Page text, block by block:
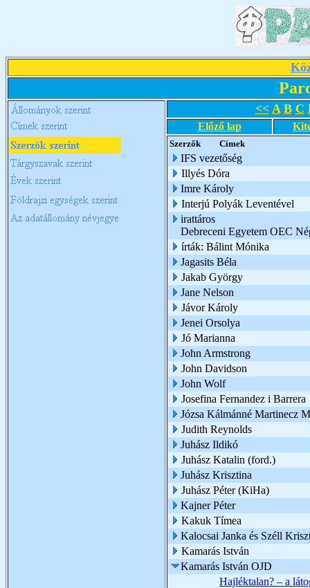
<< A B C
Előző lap
Szerzők Címek
IFS vezetőség
Illyés Dóra
Imre Károly
Interjú Polyák Leventével
irattáros
Debreceni Egyetem OEC
írták: Bálint Mónika
Jagasits Béla
Jakab György
Jane Nelson
Jávor Károly
Jenei Orsolya
Jó Marianna
John Armstrong
John Davidson
John Wolf
Josefina Fernandez i Barrera
Józsa Kálmánné Martinecz
Judith Reynolds
Juhász Ildikó
Juhász Katalin (ford.)
Juhász Krisztina
Juhász Péter (KiHa)
Kajner Péter
Kakuk Tímea
Kalocsai Janka és Széll
Kamarás István
Kamarás István OJD
Hajléktalan? – a